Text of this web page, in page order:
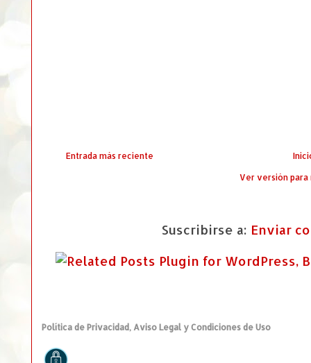
Entrada más reciente
Ver versión
Suscribirse a: Enviar
Política de Privacidad, Aviso Legal y Condiciones de Uso